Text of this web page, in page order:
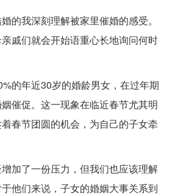
的我深刻理解被家里催婚的感受。
戚们就会开始语重心长地询问何时
的年近30岁的婚龄男女，在过年期
催促。这一现象在临近春节尤其明
春节团圆的机会，为自己的子女牵
加了一份压力，但我们也应该理解
他们来说，子女的婚姻大事关系到